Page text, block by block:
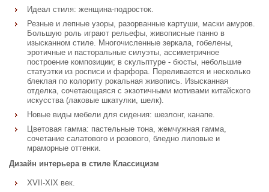
Идеал стиля: женщина-подросток.
Резные и лепные узоры, разорванные картуши, маски амуров.
Большую роль играют рельефы, живописные панно в
изысканном стиле. Многочисленные зеркала, гобелены,
эротичные и пасторальные силуэты, ассиметричное
построение композиции; в скульптуре - бюсты, небольшие
статуэтки из росписи и фарфора. Переливается и несколько
блеклая по колориту рокальная живопись. Изысканная
отделка, сочетающаяся с экзотичными мотивами китайского
искусства (лаковые шкатулки, шелк).
Новые виды мебели для сидения: шезлонг, канапе.
Цветовая гамма: пастельные тона, жемчужная гамма,
сочетание салатового и розового, бледно лиловые и
мраморные оттенки.
Дизайн интерьера в стиле Классицизм
XVII-XIX век.